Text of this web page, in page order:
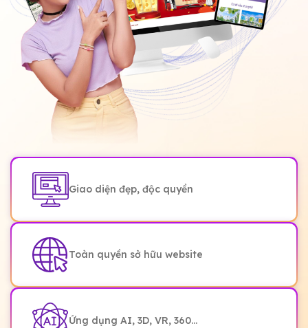
Giao diện đẹp, độc quyền
Toàn quyền sở hữu website
Ứng dụng AI, 3D, VR, 360...